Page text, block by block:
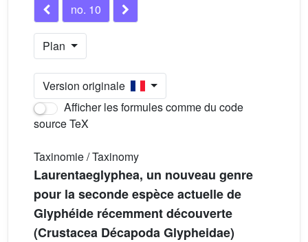
no. 10
Plan
Version originale
Afficher les formules comme du code
source TeX
Taxinomie / Taxinomy
Laurentaeglyphea, un nouveau genre
pour la seconde espèce actuelle de
Glyphéide récemment découverte
(Crustacea Décapoda Glypheidae)